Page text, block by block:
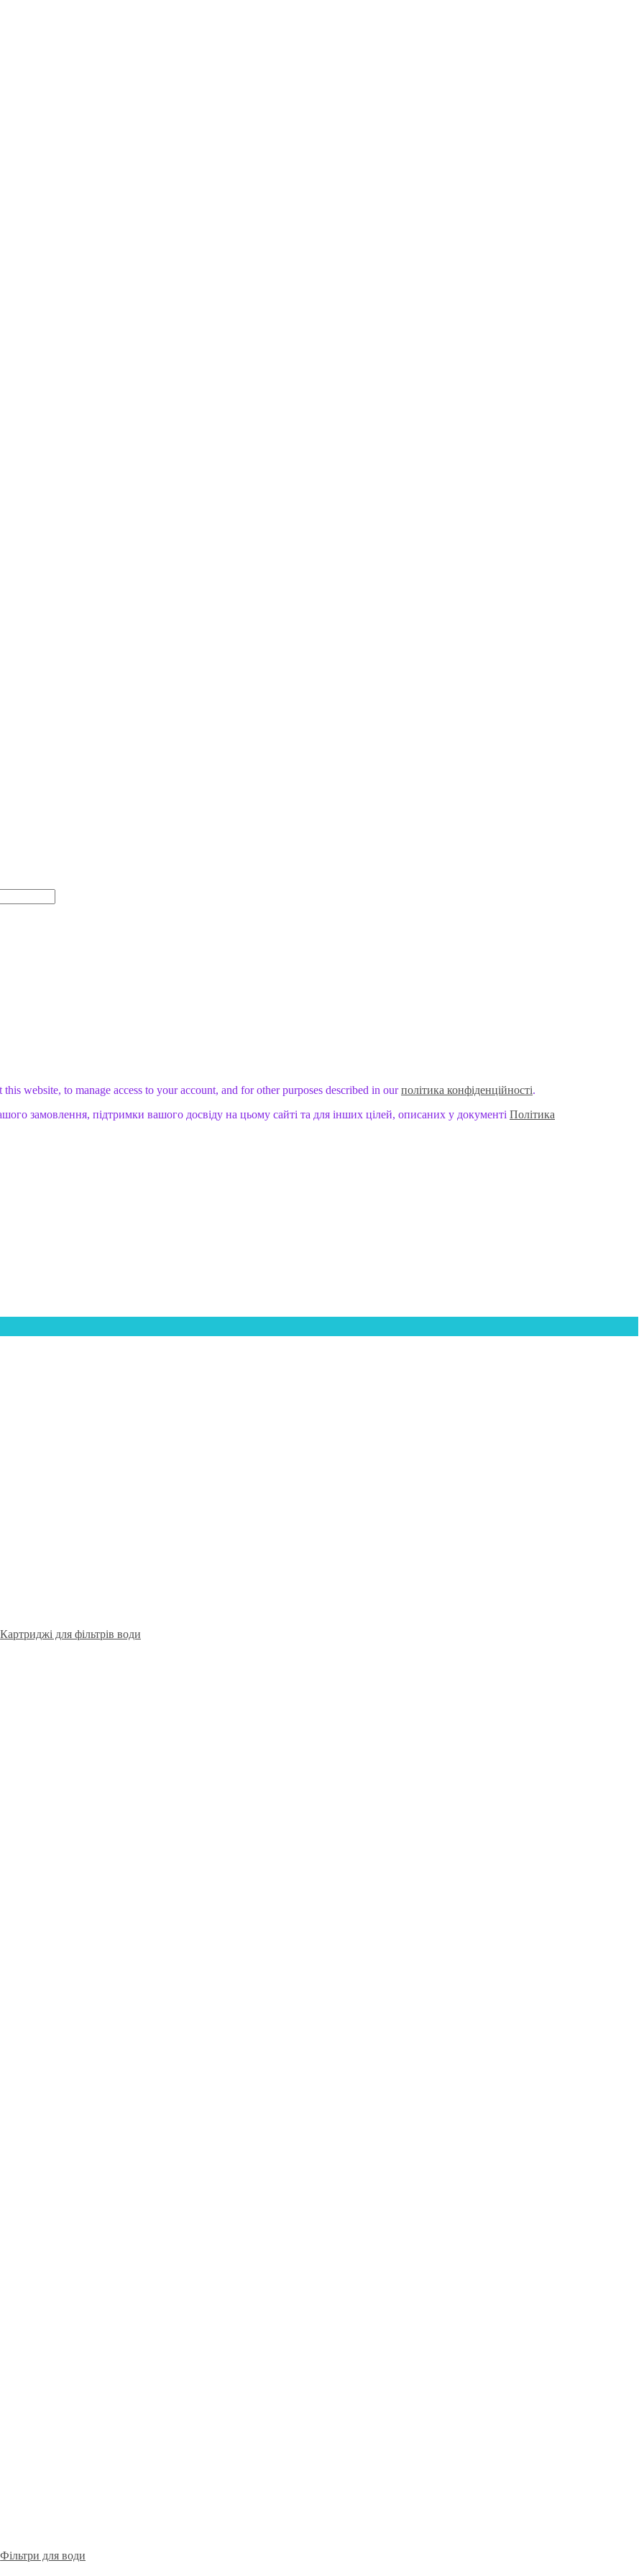
website, to manage access to your account, and for other purposes described in ourполітика конфіденційності.
замовлення, підтримки вашого досвіду на цьому сайті та для інших цілей, описаних у документі Політика
Картриджі для фільтрів води
Фільтри для води